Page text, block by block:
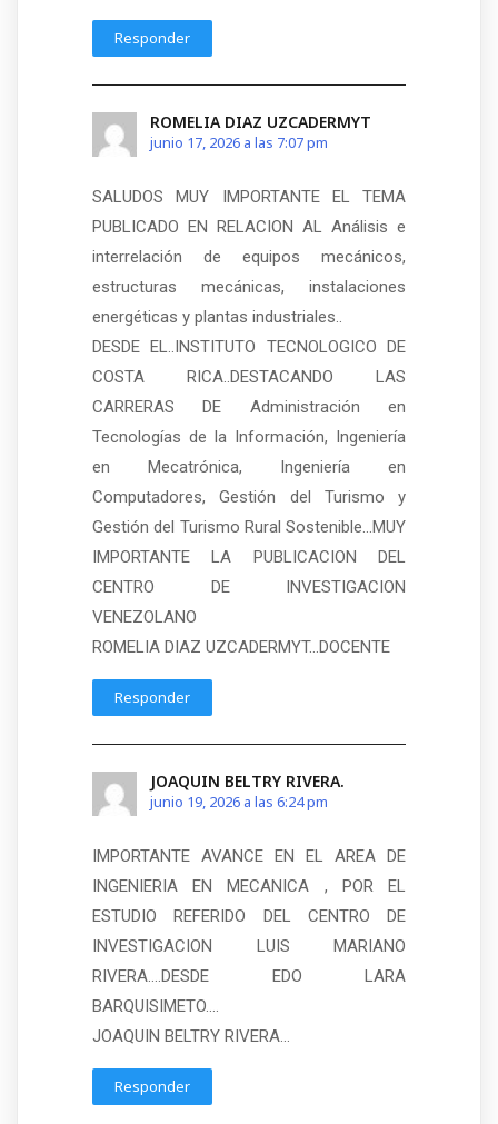
Responder
ROMELIA DIAZ UZCADERMYT
junio 17, 2026 a las 7:07 pm
SALUDOS MUY IMPORTANTE EL TEMA
PUBLICADO EN RELACION AL Análisis e
interrelación de equipos mecánicos,
estructuras mecánicas, instalaciones
energéticas y plantas industriales..
DESDE EL..INSTITUTO TECNOLOGICO DE
COSTA RICA..DESTACANDO LAS
CARRERAS DE Administración en
Tecnologías de la Información, Ingeniería
en Mecatrónica, Ingeniería en
Computadores, Gestión del Turismo y
Gestión del Turismo Rural Sostenible…MUY
IMPORTANTE LA PUBLICACION DEL
CENTRO DE INVESTIGACION
VENEZOLANO
ROMELIA DIAZ UZCADERMYT…DOCENTE
Responder
JOAQUIN BELTRY RIVERA.
junio 19, 2026 a las 6:24 pm
IMPORTANTE AVANCE EN EL AREA DE
INGENIERIA EN MECANICA , POR EL
ESTUDIO REFERIDO DEL CENTRO DE
INVESTIGACION LUIS MARIANO
RIVERA….DESDE EDO LARA
BARQUISIMETO….
JOAQUIN BELTRY RIVERA…
Responder